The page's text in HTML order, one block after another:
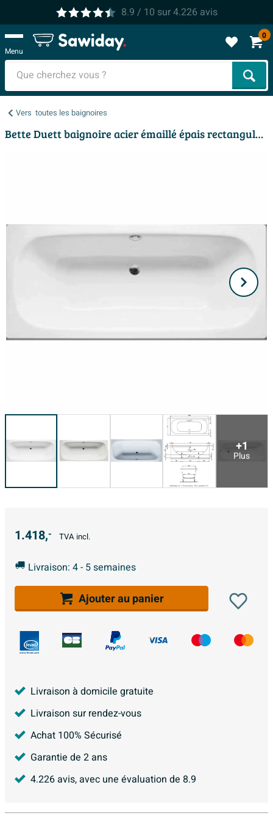
8.9 / 10 sur4.226 avis
Menu
0
Vers toutes les baignoires
Bette Duett baignoire acier émaillé épais rectangulaire 170x80x42cm encastrée pergamon
+1
Plus
1.418,- TVA incl.
Livraison: 4 - 5 semaines
Ajouter au panier
Livraison à domicile gratuite
Livraison sur rendez-vous
Achat 100% Sécurisé
Garantie de 2 ans
4.226avis, avec une évaluation de 8.9